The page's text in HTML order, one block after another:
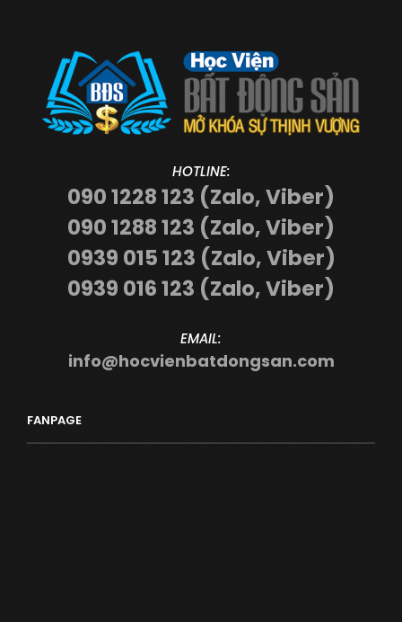
HOTLINE:
090 1228 123 (Zalo, Viber)
090 1288 123 (Zalo, Viber)
0939 015 123 (Zalo, Viber)
0939 016 123 (Zalo, Viber)
EMAIL:
info@hocvienbatdongsan.com
FANPAGE